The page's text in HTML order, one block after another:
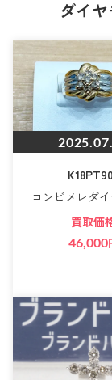
ダイ
コンビメレダ
買取価
46,000